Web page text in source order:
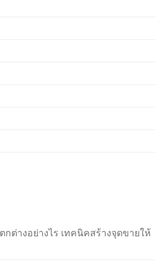
กต่างอย่างไร เทคนิคสร้างจุดขายให้